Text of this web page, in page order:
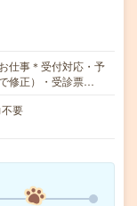
仕事＊受付対応・予
修正）・受診票…
要